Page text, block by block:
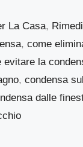
La Casa,
,come
evitare la
, condensa
dalle